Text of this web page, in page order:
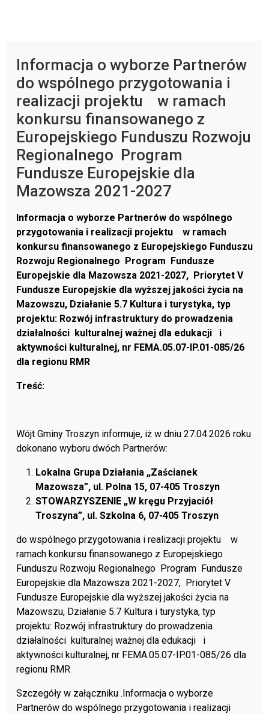
Informacja o wyborze Partnerów
do wspólnego przygotowania i
realizacji projektu w ramach
konkursu finansowanego z
Europejskiego Funduszu Rozwoju
Regionalnego Program
Fundusze Europejskie dla
Mazowsza 2021-2027
Informacja o wyborze Partnerów do wspólnego
przygotowania i realizacji projektu w ramach
konkursu finansowanego z Europejskiego Funduszu
Rozwoju Regionalnego Program Fundusze
Europejskie dla Mazowsza 2021-2027, Priorytet V
Fundusze Europejskie dla wyższej jakości życia na
Mazowszu, Działanie 5.7 Kultura i turystyka, typ
projektu: Rozwój infrastruktury do prowadzenia
działalności kulturalnej ważnej dla edukacji i
aktywności kulturalnej, nr FEMA.05.07-IP.01-085/26
dla regionu RMR
Treść:
Wójt Gminy Troszyn informuje, iż w dniu 27.04.2026 roku
dokonano wyboru dwóch Partnerów:
Lokalna Grupa Działania „Zaścianek
Mazowsza”, ul. Polna 15, 07-405 Troszyn
STOWARZYSZENIE „W kręgu Przyjaciół
Troszyna”, ul. Szkolna 6, 07-405 Troszyn
do wspólnego przygotowania i realizacji projektu w
ramach konkursu finansowanego z Europejskiego
Funduszu Rozwoju Regionalnego Program Fundusze
Europejskie dla Mazowsza 2021-2027, Priorytet V
Fundusze Europejskie dla wyższej jakości życia na
Mazowszu, Działanie 5.7 Kultura i turystyka, typ
projektu: Rozwój infrastruktury do prowadzenia
działalności kulturalnej ważnej dla edukacji i
aktywności kulturalnej, nr FEMA.05.07-IP.01-085/26 dla
regionu RMR
Szczegóły w załączniku .Informacja o wyborze
Partnerów do wspólnego przygotowania i realizacji